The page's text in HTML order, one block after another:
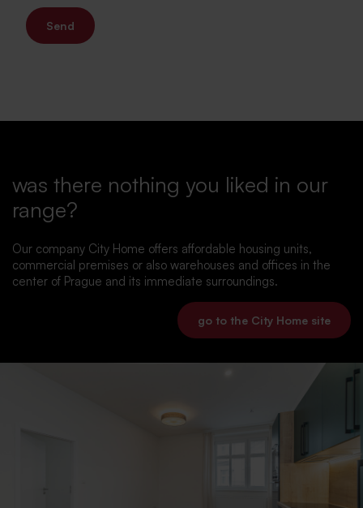
Send
was there nothing you liked in our
range?
Our company City Home offers affordable housing units,
commercial premises or also warehouses and offices in the
center of Prague and its immediate surroundings.
go to the City Home site